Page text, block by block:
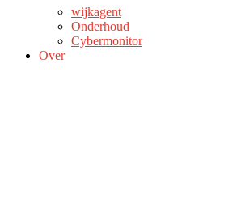
wijkagent
Onderhoud
Cybermonitor
Over